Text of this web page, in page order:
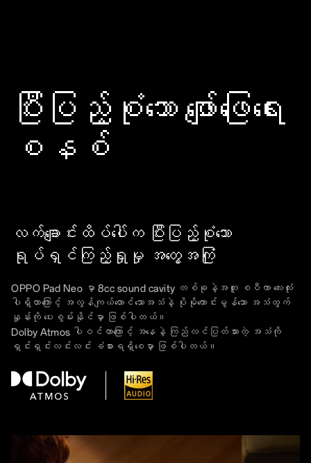
ပြီးပြည့်စုံသော ဖျော်ဖြေရေး
စနစ်
လက်ချောင်းထိပ်ပေါ်က ပြီးပြည့်စုံသော
ရုပ်ရှင်ကြည့်ရှုမှု အတွေ့အကြုံ
OPPO Pad Neo မှာ 8cc sound cavity တစ်ခုနဲ့အတူ စပီကာ လေးလုံး
ပါရှိတာကြောင့် အလွန်ကျယ်လောင်သောအသံနဲ့ ပိုမိုကောင်းမွန်သော အသံထွက်
နှုန်းကို ပေးစွမ်းနိုင်မှာ ဖြစ်ပါတယ်။
Dolby Atmos ပါဝင်တာကြောင့် အနေနဲ့ ကြည်လင်ပြတ်သားတဲ့ အသံကို
ရှင်းရှင်းလင်းလင်း ခံစားရရှိစေမှာ ဖြစ်ပါတယ်။